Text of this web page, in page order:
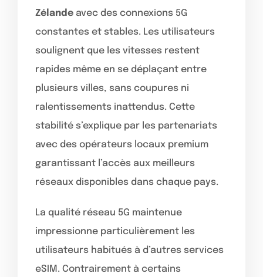
Zélande avec des connexions 5G
constantes et stables. Les utilisateurs
soulignent que les vitesses restent
rapides même en se déplaçant entre
plusieurs villes, sans coupures ni
ralentissements inattendus. Cette
stabilité s’explique par les partenariats
avec des opérateurs locaux premium
garantissant l’accès aux meilleurs
réseaux disponibles dans chaque pays.
La qualité réseau 5G maintenue
impressionne particulièrement les
utilisateurs habitués à d’autres services
eSIM. Contrairement à certains